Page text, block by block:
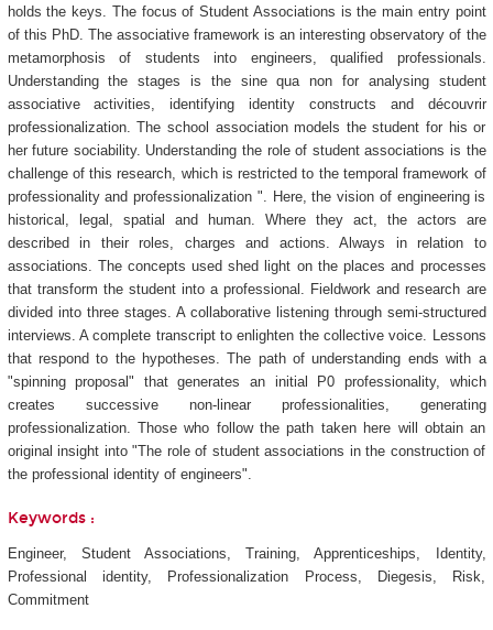
holds the keys. The focus of Student Associations is the main entry point
of this PhD. The associative framework is an interesting observatory of the
metamorphosis of students into engineers, qualified professionals.
Understanding the stages is the sine qua non for analysing student
associative activities, identifying identity constructs and découvrir
professionalization. The school association models the student for his or
her future sociability. Understanding the role of student associations is the
challenge of this research, which is restricted to the temporal framework of
professionality and professionalization ". Here, the vision of engineering is
historical, legal, spatial and human. Where they act, the actors are
described in their roles, charges and actions. Always in relation to
associations. The concepts used shed light on the places and processes
that transform the student into a professional. Fieldwork and research are
divided into three stages. A collaborative listening through semi-structured
interviews. A complete transcript to enlighten the collective voice. Lessons
that respond to the hypotheses. The path of understanding ends with a
"spinning proposal" that generates an initial P0 professionality, which
creates successive non-linear professionalities, generating
professionalization. Those who follow the path taken here will obtain an
original insight into "The role of student associations in the construction of
the professional identity of engineers".
Keywords :
Engineer, Student Associations, Training, Apprenticeships, Identity,
Professional identity, Professionalization Process, Diegesis, Risk,
Commitment